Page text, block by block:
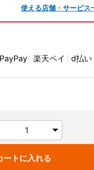
使える店舗・サービス
PayPay 楽天ペイ d払い
ートに入れる